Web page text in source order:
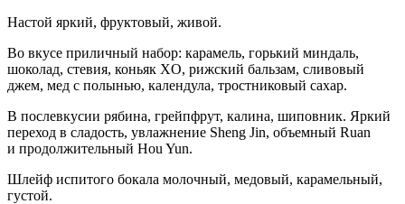
Настой яркий, фруктовый, живой.
Во вкусе приличный набор: карамель, горький миндаль,
шоколад, стевия, коньяк XO, рижский бальзам, сливовый
джем, мед с полынью, календула, тростниковый сахар.
В послевкусии рябина, грейпфрут, калина, шиповник. Яркий
переход в сладость, увлажнение Sheng Jin, объемный Ruan
и продолжительный Hou Yun.
Шлейф испитого бокала молочный, медовый, карамельный,
густой.